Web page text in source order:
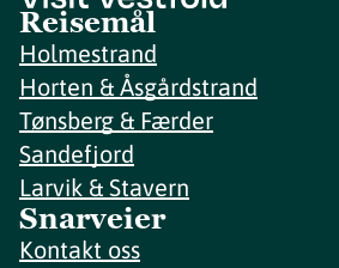
Reisemål
Holmestrand
Horten & Åsgårdstrand
Tønsberg & Færder
Sandefjord
Larvik & Stavern
Snarveier
Kontakt oss